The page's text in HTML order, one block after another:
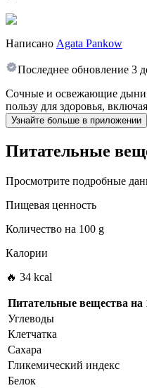
Написано Agata Pankow
Последнее обновление 3
Сочные и освежающие дыни
пользу для здоровья,
Узнайте больше в приложении
Питательные
Просмотрите подробные
Пищевая ценность
Количество на 100 g
Калории
🔥 34 kcal
Питательные вещества на
Углеводы
Клетчатка
Сахара
Гликемический индекс
Белок